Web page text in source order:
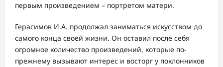
первым произведением – портретом матери.
Герасимов И.А. продолжал заниматься искусством до
самого конца своей жизни. Он оставил после себя
огромное количество произведений, которые по-
прежнему вызывают интерес и восторг у поклонников